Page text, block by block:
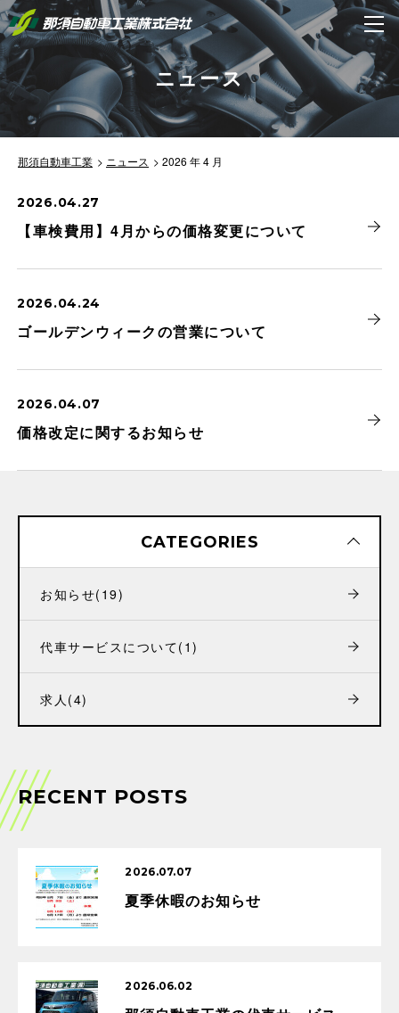
ニュース
那須自動車工業 ニュース 2026 年 4 月
2026.04.27
【車検費用】4月からの価格変更について
2026.04.24
ゴールデンウィークの営業について
2026.04.07
価格改定に関するお知らせ
CATEGORIES
お知らせ(19)
代車サービスについて(1)
求人 (4)
RECENT POSTS
2026.07.07
夏季休暇のお知らせ
2026.06.02